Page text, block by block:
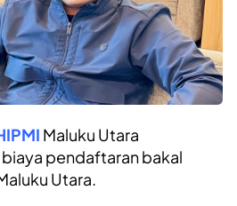
Maluku Utara
pendaftaran bakal
Utara.